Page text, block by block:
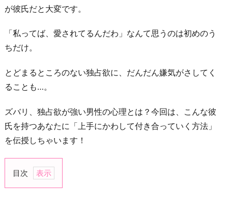
が彼氏だと大変です。
「私ってば、愛されてるんだわ」なんて思うのは初めのう
ちだけ。
とどまるところのない独占欲に、だんだん嫌気がさしてく
ることも…。
ズバリ、独占欲が強い男性の心理とは？今回は、こんな彼
氏を持つあなたに「上手にかわして付き合っていく方法」
を伝授しちゃいます！
目次
1.“自